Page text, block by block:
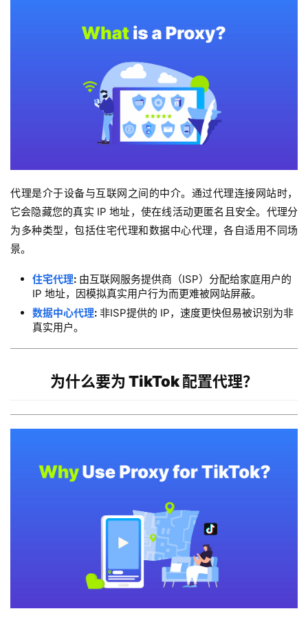
代理是介于设备与互联网之间的中介。通过代理连接网站时，
它会隐藏您的真实 IP 地址，使在线活动更匿名且安全。代理分
为多种类型，包括住宅代理和数据中心代理，各自适用不同场
景。
住宅代理: 由互联网服务提供商（ISP）分配给家庭用户的
IP 地址，因模拟真实用户行为而更难被网站屏蔽。
数据中心代理: 非ISP提供的 IP，速度更快但易被识别为非
真实用户。
为什么要为 TikTok 配置代理？